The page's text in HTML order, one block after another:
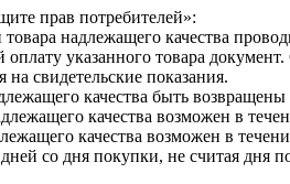
прав потребителей»:
товара надлежащего качества
указанного товара
на свидетельские показания.
качества быть
качества возможен в
качества возможен в
дней со дня покупки, не считая